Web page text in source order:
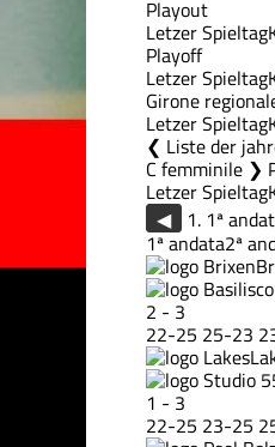
Playout
Letzer Spieltag
Playoff
Letzer Spieltag
Girone
Letzer Spieltag
Liste der
C femminile ❯
Letzer Spieltag
◀
1. 1ª
1ª andata2ª
2 - 3
22-25 25-23
1 - 3
22-25 23-25